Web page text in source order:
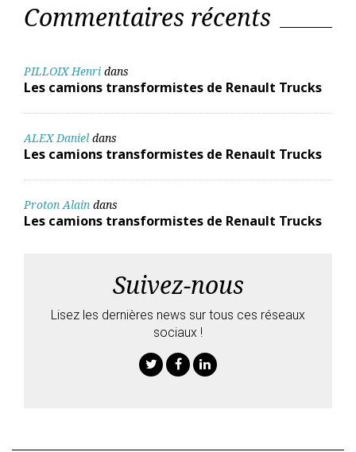
Commentaires récents
PILLOIX Henri dans
Les camions transformistes de Renault Trucks
ALEX Daniel dans
Les camions transformistes de Renault Trucks
Proton Alain dans
Les camions transformistes de Renault Trucks
Suivez-nous
Lisez les dernières news sur tous ces réseaux
sociaux !